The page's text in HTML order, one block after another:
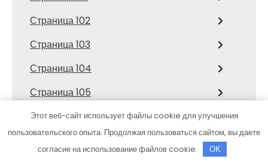
Страница 102
Страница 103
Страница 104
Страница 105
Страница 106
Этот веб-сайт использует файлы cookie для улучшения
пользовательского опыта. Продолжая пользоваться сайтом, вы даете
согласие на использование файлов cookie.
OK